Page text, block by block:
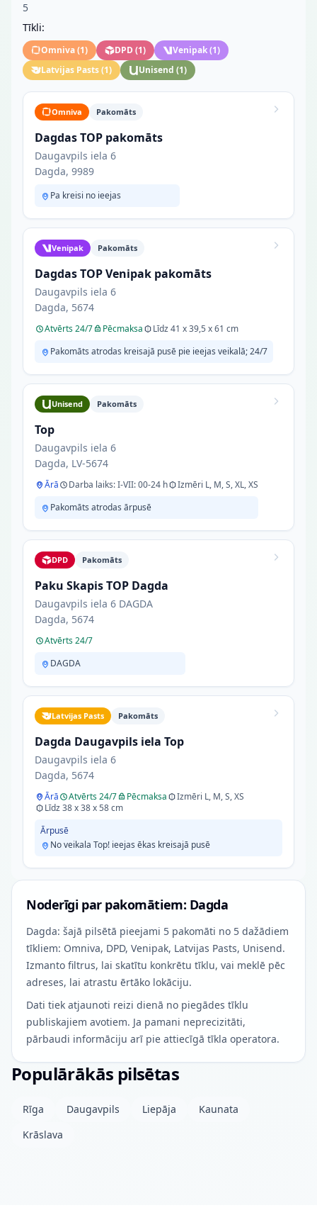
5
Tīkli:
Omniva(1) DPD(1) Venipak(1)
Latvijas Pasts(1) Unisend (1)
Omniva Pakomāts
Dagdas TOP pakomāts
Daugavpils iela 6
Dagda, 9989
Pa kreisi no ieejas
Venipak Pakomāts
Dagdas TOP Venipak pakomāts
Daugavpils iela 6
Dagda, 5674
Atvērts 24/7 Pēcmaksa
Līdz 41 x 39,5 x 61 cm
Pakomāts atrodas kreisajā pusē pie ieejas veikalā; 24/7
Unisend Pakomāts
Top
Daugavpils iela 6
Dagda, LV-5674
Ārā Darba laiks: I-VII: 00-24 h
Izmēri L, M, S, XL, XS
Pakomāts atrodas ārpusē
DPD Pakomāts
Paku Skapis TOP Dagda
Daugavpils iela 6 DAGDA
Dagda, 5674
Atvērts 24/7
DAGDA
Latvijas Pasts Pakomāts
Dagda Daugavpils iela Top
Daugavpils iela 6
Dagda, 5674
Ārā Atvērts 24/7 Pēcmaksa
Izmēri L, M, S, XS
Līdz 38 x 38 x 58 cm
Ārpusē
No veikala Top! ieejas ēkas kreisajā pusē
Noderīgi par pakomātiem: Dagda
Dagda: šajā pilsētā pieejami 5 pakomāti no 5 dažādiem
tīkliem: Omniva, DPD, Venipak, Latvijas Pasts, Unisend.
Izmanto filtrus, lai skatītu konkrētu tīklu, vai meklē pēc
adreses, lai atrastu ērtāko lokāciju.
Dati tiek atjaunoti reizi dienā no piegādes tīklu
publiskajiem avotiem. Ja pamani neprecizitāti,
pārbaudi informāciju arī pie attiecīgā tīkla operatora.
Populārākās pilsētas
Rīga Daugavpils Liepāja
Kaunata
Krāslava